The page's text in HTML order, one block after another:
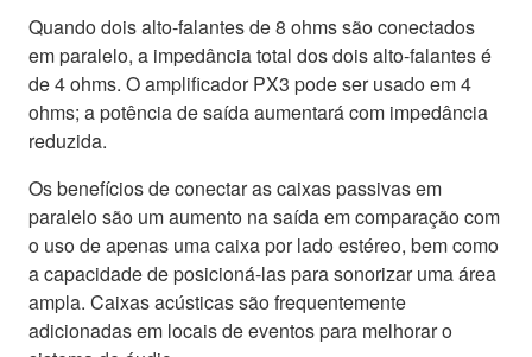
Quando dois alto-falantes de 8 ohms são conectados
em paralelo, a impedância total dos dois alto-falantes é
de 4 ohms. O amplificador PX3 pode ser usado em 4
ohms; a potência de saída aumentará com impedância
reduzida.
Os benefícios de conectar as caixas passivas em
paralelo são um aumento na saída em comparação com
o uso de apenas uma caixa por lado estéreo, bem como
a capacidade de posicioná-las para sonorizar uma área
ampla. Caixas acústicas são frequentemente
adicionadas em locais de eventos para melhorar o